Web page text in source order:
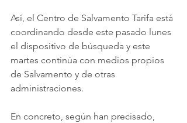
Así, el Centro de Salvamento Tarifa está
coordinando desde este pasado lunes
el dispositivo de búsqueda y este
martes continúa con medios propios
de Salvamento y de otras
administraciones.
En concreto, según han precisado,